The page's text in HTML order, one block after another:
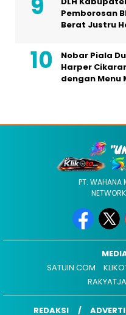
Pemborosan
Berat Justru
Nobar Piala
Harper
dengan Menu
PT. WAHANA
SATUIN.COM
REDAKSI